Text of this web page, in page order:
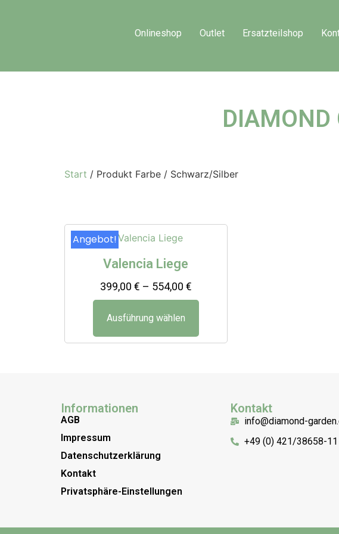
Onlineshop Outlet Ersatzteilshop
Start / Produkt Farbe / Schwarz/Silber
Angebot!
Valencia Liege
399,00 € – 554,00 €
Ausführung wählen
Informationen
AGB
Impressum
Datenschutzerklärung
Kontakt
Privatsphäre-Einstellungen
Kontakt
info@diamond-
+49 (0) 421/38658-11